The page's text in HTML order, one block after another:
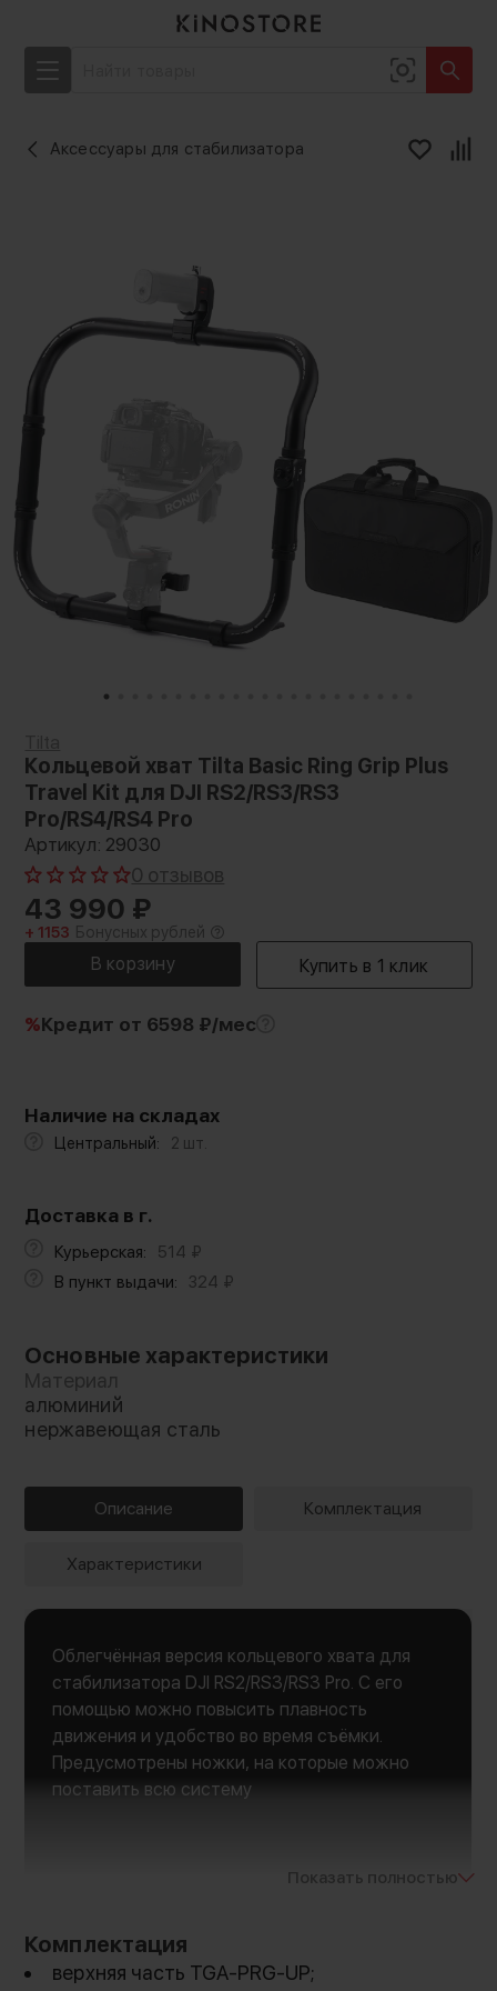
Аксессуары для стабилизатора
Кольцевой хват Tilta Basic Ring Grip Plus
Travel Kit для DJI RS2/RS3/RS3
Pro/RS4/RS4 Pro
Артикул: 29030
0 отзывов
43 990 ₽
+ 1153 Бонусных рублей
%Кредит от 6598 ₽/мес
Наличие на складах
Центральный: 2 шт.
Доставка в г.
Курьерская: 514 ₽
В пункт выдачи:
324 ₽
Основные характеристики
Материал
алюминий
нержавеющая сталь
Описание Комплектация
Характеристики
Облегчённая версия кольцевого хвата для
стабилизатора DJI RS2/RS3/RS3 Pro. С его
помощью можно повысить плавность
движения и удобство во время съёмки.
Предусмотрены ножки, на которые можно
поставить всю систему
Показать полностью
Комплектация
верхняя часть TGA-PRG-UP;